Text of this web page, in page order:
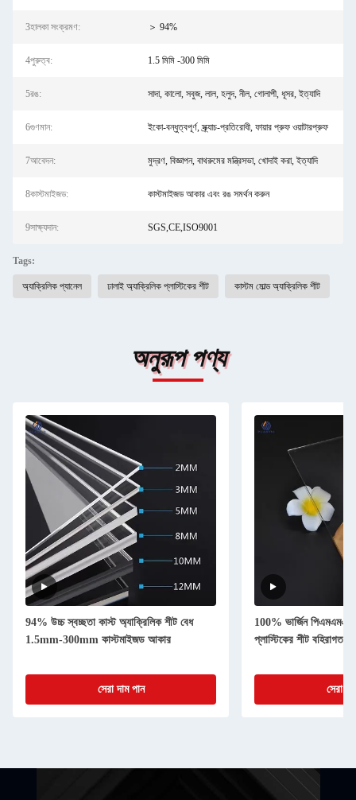
3হালকা সংক্রমণ: ＞ 94%
4পুরুত্ব: 1.5 মিমি -300 মিমি
5রঙ: সাদা, কালো, সবুজ, লাল, হলুদ, নীল, গোলাপী, ধূসর, ইত্যাদি
6গুণমান: ইকো-বন্ধুত্বপূর্ণ, স্ক্র্যাচ-প্রতিরোধী, ফায়ার প্রুফ ওয়াটারপ্রুফ
7আবেদন: মুদ্রণ, বিজ্ঞাপন, বাথরুমের মন্ত্রিসভা, খোদাই করা, ইত্যাদি
8কাস্টমাইজড: কাস্টমাইজড আকার এবং রঙ সমর্থন করুন
9সাক্ষ্যদান: SGS,CE,ISO9001
Tags:
অ্যাক্রিলিক প্যানেল ঢালাই অ্যাক্রিলিক প্লাস্টিকের শীট কাস্টম মোল্ড অ্যাক্রিলিক শীট
অনুরূপ পণ্য
94% উচ্চ স্বচ্ছতা কাস্ট অ্যাক্রিলিক শীট বেধ
1.5mm-300mm কাস্টমাইজড আকার
সেরা দাম পান
100% ভার্জিন পিএমএমএ
প্লাস্টিকের শীট বহিরাগত
সেরা